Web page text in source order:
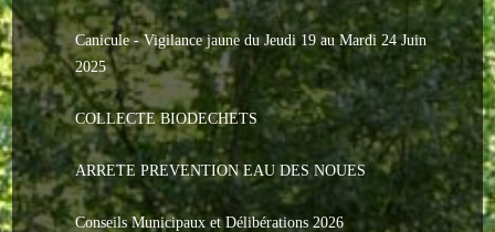
Galeries photos
INDISPENSABLES
Nouveaux arrivants
Le PACS
Voter
Canicule - Vigilance jaune du Jeudi 19 au Mardi 24 Juin
2025
COLLECTE BIODECHETS
ARRETE PREVENTION EAU DES NOUES
Conseils Municipaux et Délibérations 2026